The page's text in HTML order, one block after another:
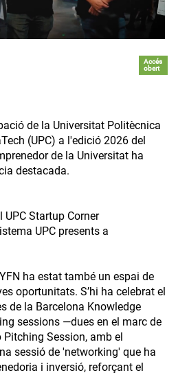
Accés
obert
de la Universitat Politècnica
(UPC) a l'edició 2026 del
de la Universitat ha
destacada.
Startup Corner
UPC presents a
ha estat també un espai de
oportunitats. S’hi ha celebrat el
de la Barcelona Knowledge
sessions —dues en el marc de
Pitching Session, amb el
sessió de 'networking' que ha
i inversió, reforçant el